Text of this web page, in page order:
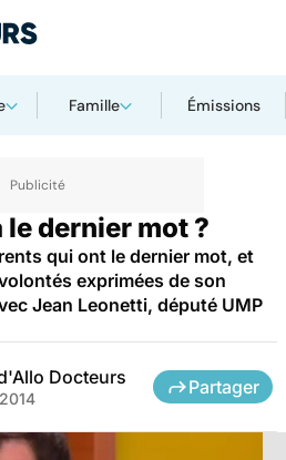
Famille Émissions
le dernier mot ?
qui ont le dernier mot, et
exprimées de son
Jean Leonetti, député UMP
Docteurs Partager